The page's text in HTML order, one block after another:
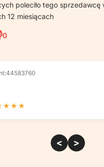
poleciło tego sprzedawcę
12 miesiącach
0
★ ★ ★
< >